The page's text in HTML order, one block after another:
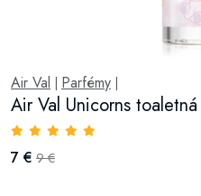
Air Val Parfémy
Air Val Unicorns
7 € 9 €